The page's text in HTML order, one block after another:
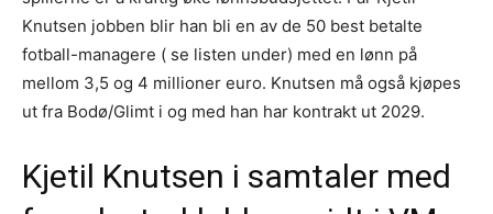
Knutsen jobben blir han bli en av de 50 best betalte
fotball-managere ( se listen under) med en lønn på
mellom 3,5 og 4 millioner euro. Knutsen må også kjøpes
ut fra Bodø/Glimt i og med han har kontrakt ut 2029.
Kjetil Knutsen i samtaler med